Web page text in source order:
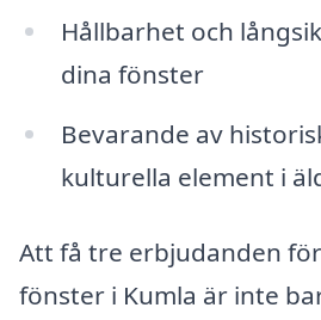
Hållbarhet och
dina fönster
Bevarande av
kulturella element i
Att få tre erbjudanden
fönster i Kumla är inte